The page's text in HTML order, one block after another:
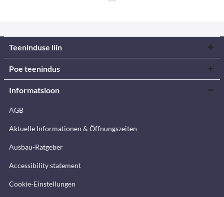
Teeninduse liin
Poe teenindus
Informatsioon
AGB
Aktuelle Informationen & Öffnungszeiten
Ausbau-Ratgeber
Accessibility statement
Cookie-Einstellungen